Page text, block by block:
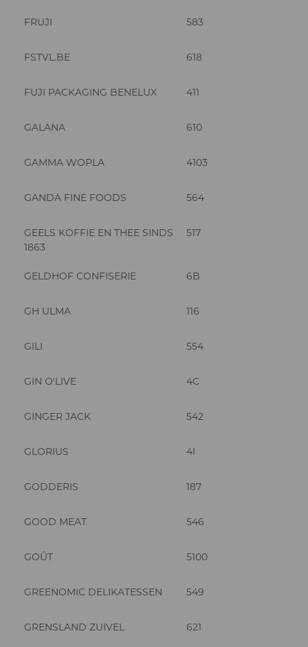
FRUJI 583
FSTVL.BE 618
FUJI PACKAGING BENELUX 411
GALANA 610
GAMMA WOPLA 4103
GANDA FINE FOODS 564
GEELS KOFFIE EN THEE SINDS
1863
517
GELDHOF CONFISERIE 6B
GH ULMA 116
GILI 554
GIN O'LIVE 4C
GINGER JACK 542
GLORIUS 4I
GODDERIS 187
GOOD MEAT 546
GOÛT 5100
GREENOMIC DELIKATESSEN 549
GRENSLAND ZUIVEL 621